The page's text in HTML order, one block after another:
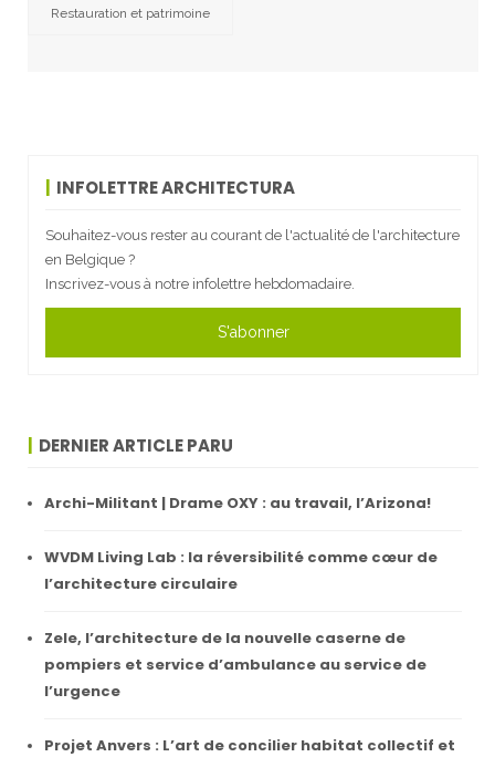
Restauration et patrimoine
INFOLETTRE ARCHITECTURA
Souhaitez-vous rester au courant de l'actualité de l'architecture
en Belgique ?
Inscrivez-vous à notre infolettre hebdomadaire.
S'abonner
DERNIER ARTICLE PARU
Archi-Militant | Drame OXY : au travail, l’Arizona!
WVDM Living Lab : la réversibilité comme cœur de
l’architecture circulaire
Zele, l’architecture de la nouvelle caserne de
pompiers et service d’ambulance au service de
l’urgence
Projet Anvers : L’art de concilier habitat collectif et